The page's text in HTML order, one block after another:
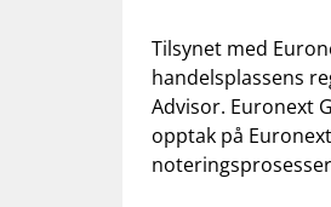
Tilsynet med
handelsplassens
Advisor. Euronext
opptak på